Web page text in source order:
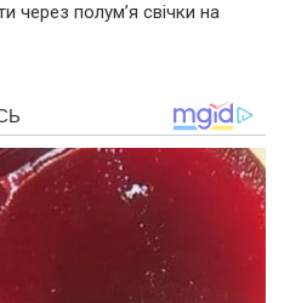
через полум’я свічки на